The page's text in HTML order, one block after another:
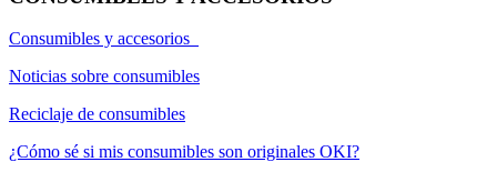
Consumibles y accesorios
Noticias sobre consumibles
Reciclaje de consumibles
¿Cómo sé si mis consumibles son originales OKI?